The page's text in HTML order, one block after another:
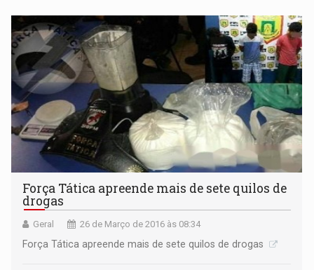
Força Tática apreende mais de sete quilos de
drogas
Geral 26 de Março de 2016 às 08:34
Força Tática apreende mais de sete quilos de drogas